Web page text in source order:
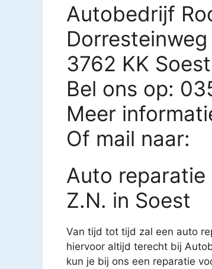
Autobedrijf
3762 KK Soest
Bel ons op:
Meer
Of mail naar:
Auto
Z.N. in Soest
Van tijd tot tijd zal een auto
hiervoor altijd terecht bij
kun je bij ons een reparatie